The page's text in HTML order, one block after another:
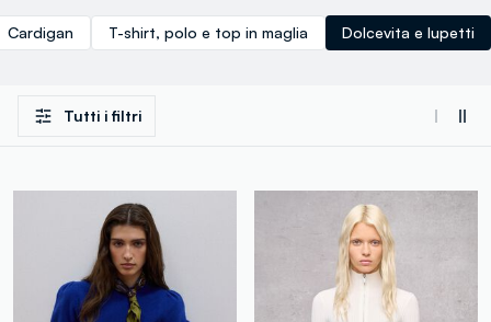
Cardigan T-shirt, polo e top in maglia Dolcevita e lupetti
Tutti i filtri